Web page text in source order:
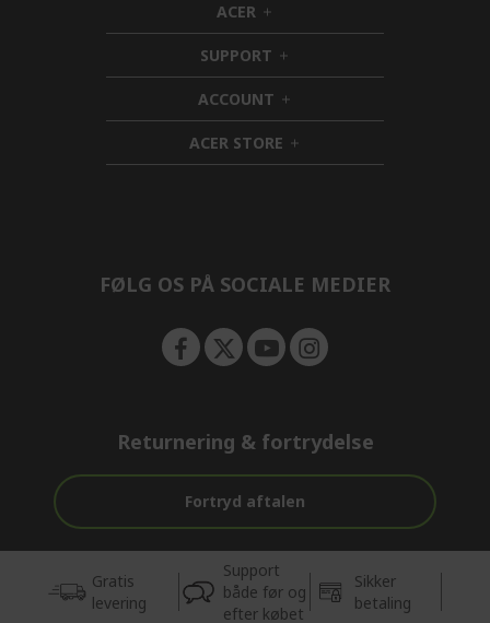
ACER h
i
d
d
e
n
SUPPORT h
i
d
e
n
ACCOUNT h
i
d
d
ACER STORE h
i
FØLG OS PÅ SOCIALE MEDIER
Returnering & fortrydelse
Fortryd aftalen
Gratis
levering
Support
både før og
efter købet
Sikker
betaling